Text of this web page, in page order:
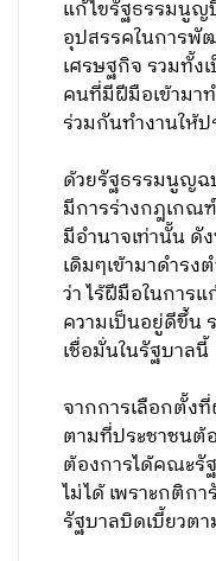
แก้ไขรัฐธรรมนูญ
อุปสรรคในการพั
เศรษฐกิจ รวมทั้ง
คนที่มีฝีมือเข้ามา
ร่วมกันทำงานให้
ด้วยรัฐธรรมนูญ
มีการร่างกฎเกณ
มีอำนาจเท่านั้น
เดิมๆเข้ามาดำร
ว่า ไร้ฝีมือในการ
ความเป็นอยู่ดีขึ้น
เชื่อมั่นในรัฐบาลนี้
จากการเลือกตั้ง
ตามที่ประชาชนต้
ต้องการได้คณะรั
ไม่ได้ เพราะกติก
รัฐบาลบิดเบี้ยวต